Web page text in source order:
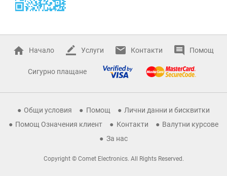
Начало Услуги Контакти Помощ
Сигурно плащане
Общи условия Помощ
Лични данни и бисквитки
Помощ Означения клиент
Контакти
Валутни курсове
За нас
Copyright © Comet Electronics. All Rights Reserved.